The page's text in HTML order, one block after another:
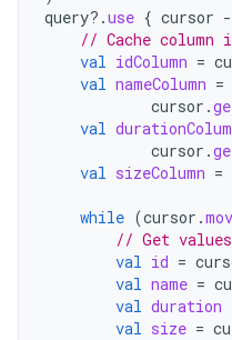
query?.use { cursor
// Cache column
val idColumn =
val nameColumn =
cursor .
val
cursor .
val sizeColumn =
while (cursor .
// Get
val id =
val name =
val duration
val size =